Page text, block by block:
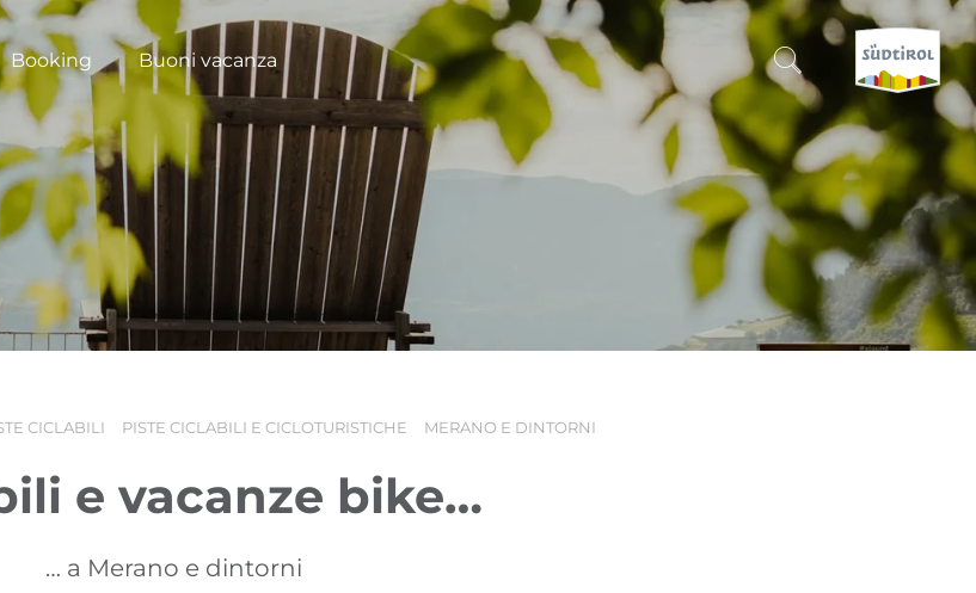
Booking Buoni vacanza
CERCA E PRENOTA
SCOPRI L'ALTO ADIGE
QUANDO?
-
CICLABILI PISTE CICLABILI E CICLOTURISTICHE MERANO E DINTORNI
e vacanze bike…
… a Merano e dintorni